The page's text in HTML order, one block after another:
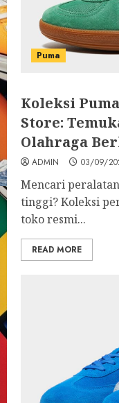
Puma
Koleksi
Store:
Olahraga
ADMIN 03/09/
Mencari
tinggi? Koleksi
toko resmi...
READ MORE